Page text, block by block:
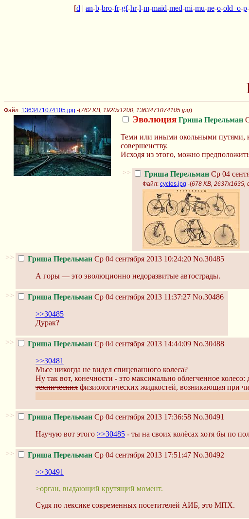
[d | an-b-bro-fr-gf-hr-l-m-maid-med-mi-mu-ne-o-old_o-p-
Файл: 1363471074105.jpg -(762 KB, 1920x1200, 1363471074105.jpg)
Эволюция Гриша Перельман
Теми или иными окольными путями,
совершенству.
Исходя из этого, можно
>> Гриша Перельман Ср 04
Файл: cycles.jpg -(678 KB, 2637x1635,
>> Гриша Перельман Ср 04 сентября 2013 10:24:20 No.30485
А горы — это эволюционно недоразвитые автострады.
>> Гриша Перельман Ср 04 сентября 2013 11:37:27 No.30486
>>30485
Дурак?
>> Гриша Перельман Ср 04 сентября 2013 14:44:09 No.30488
>>30481
Мьсе никогда не видел спицеванного колеса?
Ну так вот, конечности - это максимально облегченное
технических физиологических жидкостей, возникающая при
>> Гриша Перельман Ср 04 сентября 2013 17:36:58 No.30491
Научую вот этого >>30485 - ты на своих колёсах хотя бы по
>> Гриша Перельман Ср 04 сентября 2013 17:51:47 No.30492
>>30491
>орган, выдающий крутящий момент.
Судя по лексике современных посетителей АИБ, это МПХ.